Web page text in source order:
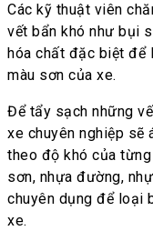
Các kỹ thuật viên
vết bẩn khó như bụi
hóa chất đặc biệt để
màu sơn của xe.
Để tẩy sạch những
xe chuyên nghiệp sẽ
theo độ khó của
sơn, nhựa đường,
chuyên dụng để loại
xe.